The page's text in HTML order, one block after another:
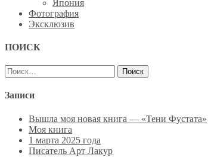
Япония
Фотография
Эксклюзив
ПОИСК
Найти:
Записи
Вышла моя новая книга — «Тени Фустата»
Моя книга
1 марта 2025 года
Писатель Арт Лакур